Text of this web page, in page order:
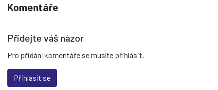
Komentáře
Přidejte váš názor
Pro přidání komentáře se musíte přihlásit.
Přihlásit se